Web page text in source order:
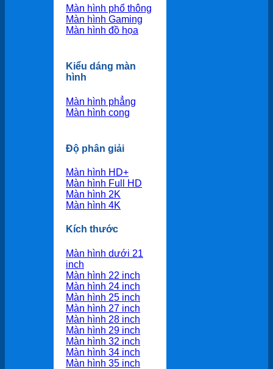
Màn hình phổ thông
Màn hình Gaming
Màn hình đồ họa
Kiểu dáng màn
hình
Màn hình phẳng
Màn hình cong
Độ phân giải
Màn hình HD+
Màn hình Full HD
Màn hình 2K
Màn hình 4K
Kích thước
Màn hình dưới 21
inch
Màn hình 22 inch
Màn hình 24 inch
Màn hình 25 inch
Màn hình 27 inch
Màn hình 28 inch
Màn hình 29 inch
Màn hình 32 inch
Màn hình 34 inch
Màn hình 35 inch